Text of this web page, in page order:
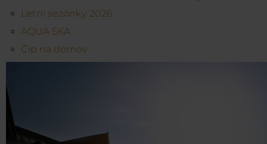
Letní sezónky 2026
AQUA 5KA
Čip na domov